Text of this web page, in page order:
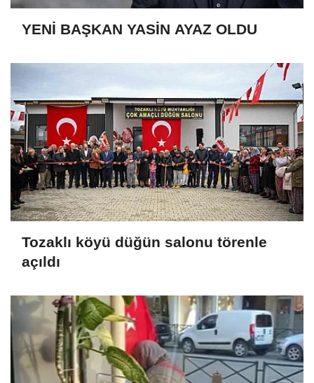
YENİ BAŞKAN YASİN AYAZ OLDU
Tozaklı köyü düğün salonu törenle
açıldı